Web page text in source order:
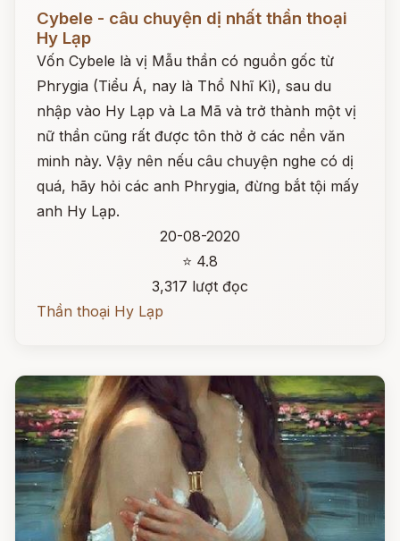
Cybele - câu chuyện dị nhất thần thoại
Hy Lạp
Vốn Cybele là vị Mẫu thần có nguồn gốc từ
Phrygia (Tiểu Á, nay là Thổ Nhĩ Kì), sau du
nhập vào Hy Lạp và La Mã và trở thành một vị
nữ thần cũng rất được tôn thờ ở các nền văn
minh này. Vậy nên nếu câu chuyện nghe có dị
quá, hãy hỏi các anh Phrygia, đừng bắt tội mấy
anh Hy Lạp.
20-08-2020
⭐ 4.8
3,317 lượt đọc
Thần thoại Hy Lạp